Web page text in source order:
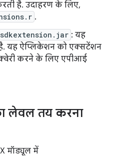
है. उदाहरण के लिए,
.
: यह
यह ऐप्लिकेशन को एक्सटेंशन
करने के लिए एपीआई
लेवल तय करना
मॉड्यूल में